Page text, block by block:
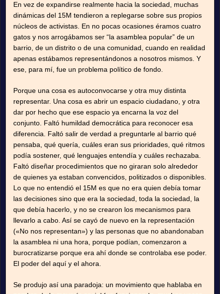
En vez de expandirse realmente hacia la sociedad, muchas
dinámicas del 15M tendieron a replegarse sobre sus propios
núcleos de activistas. En no pocas ocasiones éramos cuatro
gatos y nos arrogábamos ser “la asamblea popular” de un
barrio, de un distrito o de una comunidad, cuando en realidad
apenas estábamos representándonos a nosotros mismos. Y
ese, para mí, fue un problema político de fondo.
Porque una cosa es autoconvocarse y otra muy distinta
representar. Una cosa es abrir un espacio ciudadano, y otra
dar por hecho que ese espacio ya encarna la voz del
conjunto. Faltó humildad democrática para reconocer esa
diferencia. Faltó salir de verdad a preguntarle al barrio qué
pensaba, qué quería, cuáles eran sus prioridades, qué ritmos
podía sostener, qué lenguajes entendía y cuáles rechazaba.
Faltó diseñar procedimientos que no giraran solo alrededor
de quienes ya estaban convencidos, politizados o disponibles.
Lo que no entendió el 15M es que no era quien debía tomar
las decisiones sino que era la sociedad, toda la sociedad, la
que debía hacerlo, y no se crearon los mecanismos para
llevarlo a cabo. Así se cayó de nuevo en la representación
(«No nos representan») y las personas que no abandonaban
la asamblea ni una hora, porque podían, comenzaron a
burocratizarse porque era ahí donde se controlaba ese poder.
El poder del aquí y el ahora.
Se produjo así una paradoja: un movimiento que hablaba en